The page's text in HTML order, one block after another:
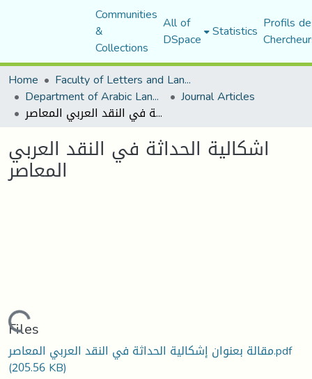
Communities
&
Collections
All of
DSpace Statistics Profils
Home
Faculty of Letters and Languages
Department of Arabic Language and Literature Journal Articles
اشكالية الحداثة في النقد العربي المعاصر
اشكالية الحداثة في النقد العربي
المعاصر
Loading...
Files
مقالة بعنوان إشكالية الحداثة في النقد العربي المعاصر.pdf
(205.56 KB)